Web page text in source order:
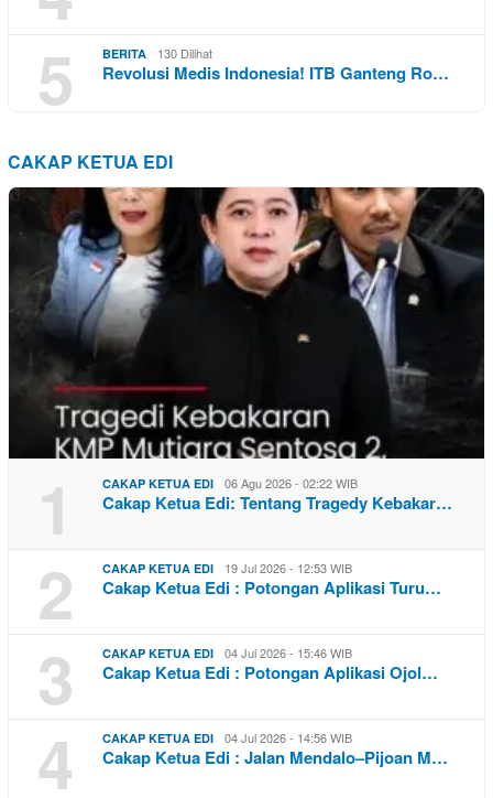
5 BERITA 130 Dilihat
Revolusi Medis Indonesia! ITB Ganteng Ro…
CAKAP KETUA EDI
1 CAKAP KETUA EDI 06 Agu 2026 - 02:22 WIB
Cakap Ketua Edi: Tentang Tragedy Kebakar…
2 CAKAP KETUA EDI 19 Jul 2026 - 12:53 WIB
Cakap Ketua Edi : Potongan Aplikasi Turu…
3 CAKAP KETUA EDI 04 Jul 2026 - 15:46 WIB
Cakap Ketua Edi : Potongan Aplikasi Ojol…
4 CAKAP KETUA EDI 04 Jul 2026 - 14:56 WIB
Cakap Ketua Edi : Jalan Mendalo–Pijoan M…